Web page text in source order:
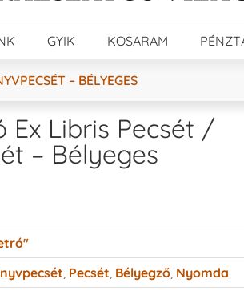
GYIK KOSARAM
– BÉLYEGES
Ex Libris Pecsét /
– Bélyeges
Pecsét Bélyegző, Nyomda